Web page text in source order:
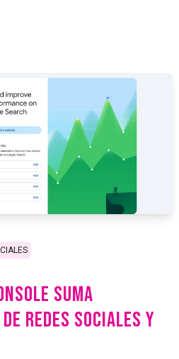
SUMA
REDES SOCIALES Y